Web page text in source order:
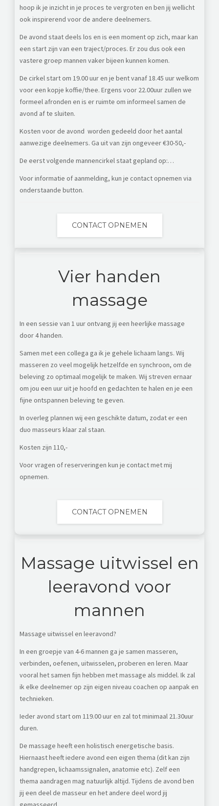
hoop ik je inzicht in je proces te vergroten en ben jij wellicht
ook inspirerend voor de andere deelnemers.
De avond staat deels los en is een moment op zich, maar kan
een start zijn van een traject/proces. Er zou dus ook een
vastere groep mannen vaker bijeen kunnen komen.
De cirkel start om 19.00 uur en je bent vanaf 18.45 uur welkom
voor een kopje koffie/thee. Ergens voor 22.00uur zullen we
formeel afronden en is er ruimte om informeel samen de
avond af te sluiten.
Kosten voor de avond worden gedeeld door het aantal
aanwezige deelnemers. Ga uit van zijn ongeveer €30-50,-
De eerst volgende mannencirkel staat gepland op:…
Voor informatie of aanmelding, kun je contact opnemen via
onderstaande button.
CONTACT OPNEMEN
Vier handen
massage
In een sessie van 1 uur ontvang jij een heerlijke massage
door 4 handen.
Samen met een collega ga ik je gehele lichaam langs. Wij
masseren zo veel mogelijk hetzelfde en synchroon, om de
beleving zo optimaal mogelijk te maken. Wij streven ernaar
om jou een uur uit je hoofd en gedachten te halen en je een
fijne ontspannen beleving te geven.
In overleg plannen wij een geschikte datum, zodat er een
duo masseurs klaar zal staan.
Kosten zijn 110,-
Voor vragen of reserveringen kun je contact met mij
opnemen.
CONTACT OPNEMEN
Massage uitwissel en
leeravond voor
mannen
Massage uitwissel en leeravond?
In een groepje van 4-6 mannen ga je samen masseren,
verbinden, oefenen, uitwisselen, proberen en leren. Maar
vooral het samen fijn hebben met massage als middel. Ik zal
ik elke deelnemer op zijn eigen niveau coachen op aanpak en
technieken.
Ieder avond start om 119.00 uur en zal tot minimaal 21.30uur
duren.
De massage heeft een holistisch energetische basis.
Hiernaast heeft iedere avond een eigen thema (dit kan zijn
handgrepen, lichaamssignalen, anatomie etc). Zelf een
thema aandragen mag natuurlijk altijd. Tijdens de avond ben
jij een deel de masseur en het andere deel word jij